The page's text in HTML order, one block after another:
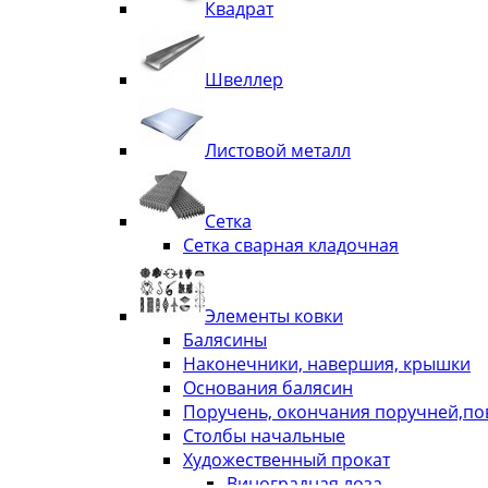
Квадрат
Швеллер
Листовой металл
Сетка
Сетка сварная кладочная
Элементы ковки
Балясины
Наконечники, навершия, крышки
Основания балясин
Поручень, окончания
Столбы начальные
Художественный прокат